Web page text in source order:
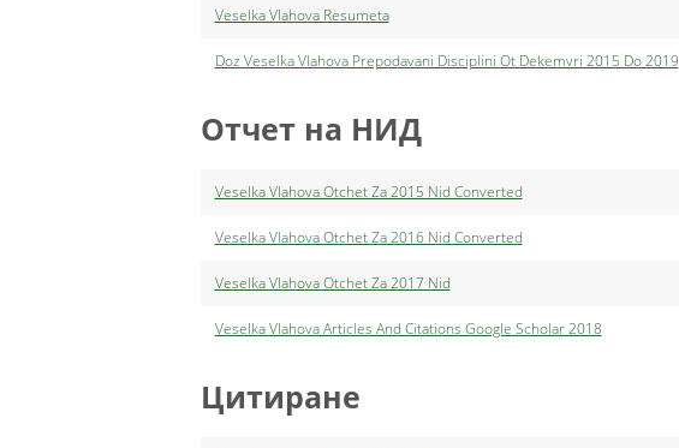
Veselka Vlahova Resumeta
Doz Veselka Vlahova Prepodavani Disciplini Ot Dekemvri 2015 Do 2019
Отчет на НИД
Veselka Vlahova Оtchet Za 2015 Nid Converted
Veselka Vlahova Otchet Za 2016 Nid Converted
Veselka Vlahova Otchet Za 2017 Nid
Veselka Vlahova Articles And Citations Google Scholar 2018
Цитиране